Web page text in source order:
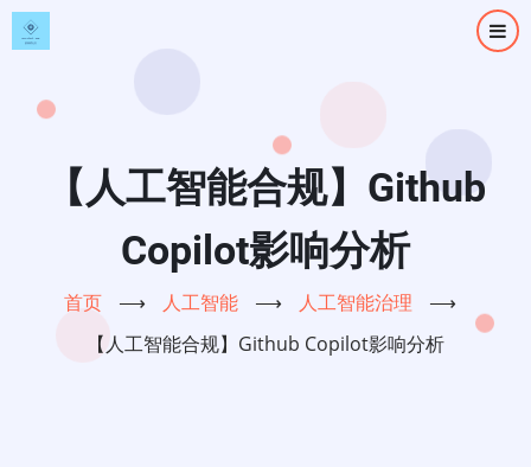
跳
转
【人工智能合规】Github
Copilot影响分析
首页 ⟶ 人工智能 ⟶ 人工智能治理
⟶
【人工智能合规】Github Copilot影响分析